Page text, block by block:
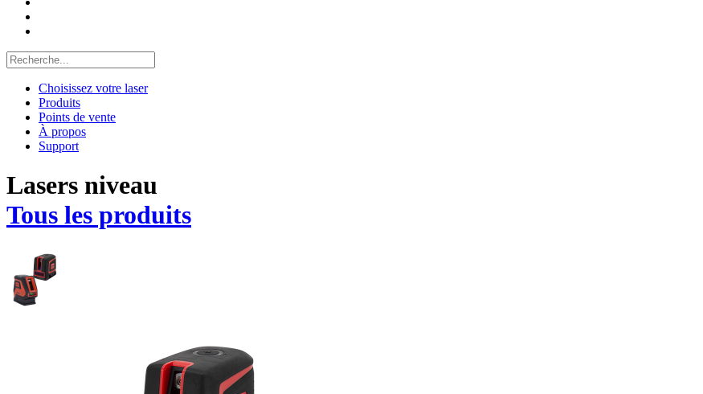
Choisissez votre laser
Produits
Points de vente
À propos
Support
Lasers niveau
Tous les produits